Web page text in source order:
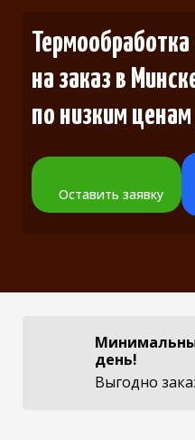
на заказв
по низким ценам
Оставить заявку
день!
Выгодно